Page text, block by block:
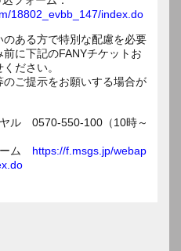
18802_evbb_147/index.do
ある方で特別な配慮を必要
に下記のFANYチケットお
ださい。
ご提示をお願いする場合が
ル 0570-550-100（10時～
ーム https://f.msgs.jp/webap